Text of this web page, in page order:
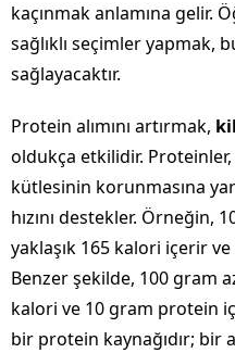
kaçınmak anlamına gelir.
sağlıklı seçimler yapmak,
sağlayacaktır.
Protein alımını artırmak,
oldukça etkilidir.
kütlesinin korunmasına
hızını destekler. Örneğin,
yaklaşık 165 kalori içerir
Benzer şekilde, 100 gram
kalori ve 10 gram protein
bir protein kaynağıdır; bir